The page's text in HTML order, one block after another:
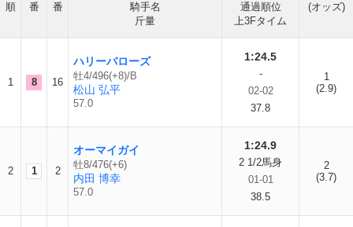
順
番
番
騎手名
斤量
通過順位
上3Fタイム
(オッズ)
1 8 16
ハリーバローズ
牡4/496(+8)/B
松山 弘平
57.0
1:24.5
-
02-02
37.8
1
(2.9)
2 1 2
オーマイガイ
牡8/476(+6)
内田 博幸
57.0
1:24.9
2 1/2馬身
01-01
38.5
2
(3.7)